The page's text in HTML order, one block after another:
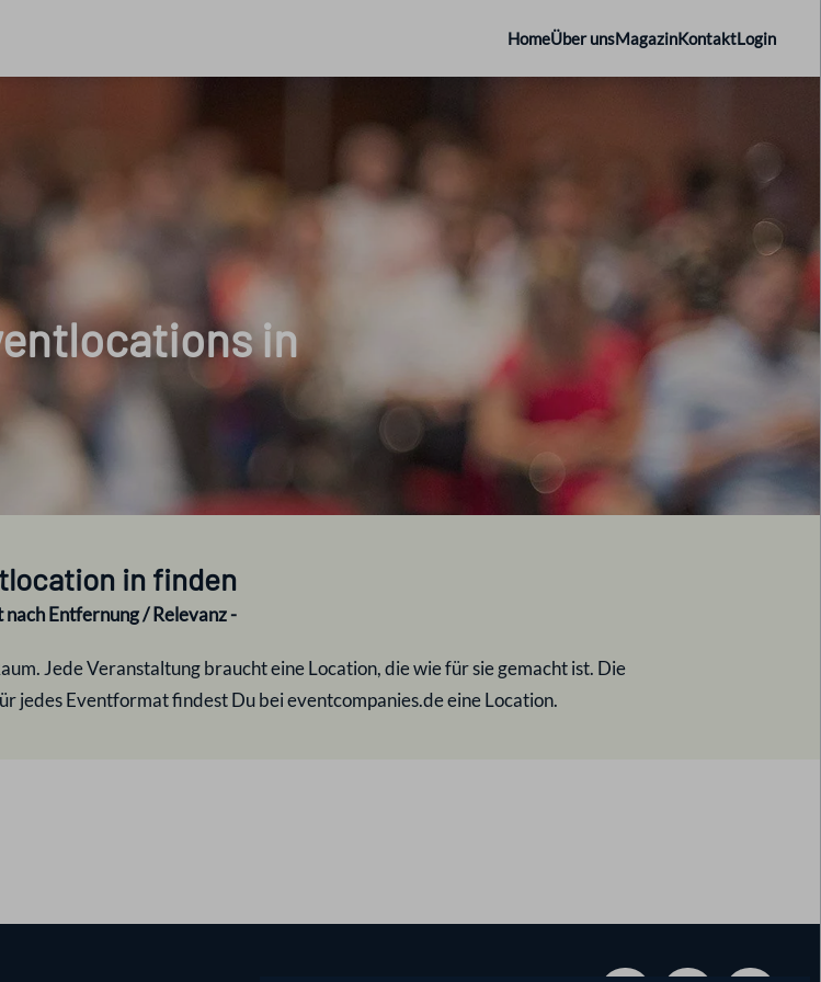
HomeÜber unsMagazinKontaktLogin
in
in finden
Entfernung / Relevanz -
Jede Veranstaltung braucht eine Location, die wie für sie gemacht ist. Die
jedes Eventformat findest Du bei eventcompanies.de eine Location.